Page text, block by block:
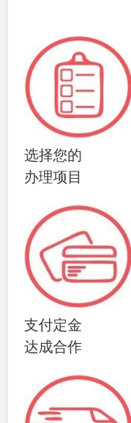
选择您的
办理项目
支付定金
达成合作